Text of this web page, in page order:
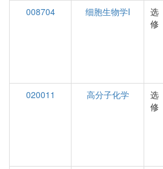
008704
细胞生物学I
选
修
020011
高分子化学
选
修